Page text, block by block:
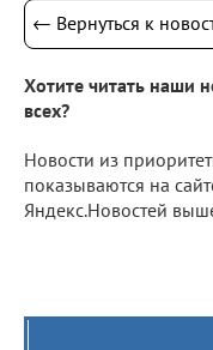
← Вернуться к
Хотите читать наши
всех?
Новости из
показываются на
Яндекс.Новостей